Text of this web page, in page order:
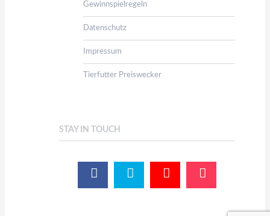
Gewinnspielregeln
Datenschutz
Impressum
Tierfutter Preiswecker
STAY IN TOUCH